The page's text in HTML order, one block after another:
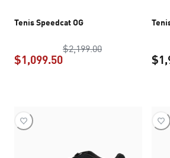
Tenis Speedcat OG
$2,199.00precio original
$1,099.50